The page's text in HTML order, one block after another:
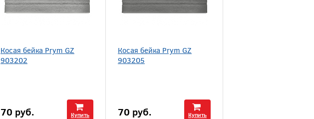
Косая бейка Prym GZ
903202
70 руб. Купить
Косая бейка Prym GZ
903205
70 руб. Купить